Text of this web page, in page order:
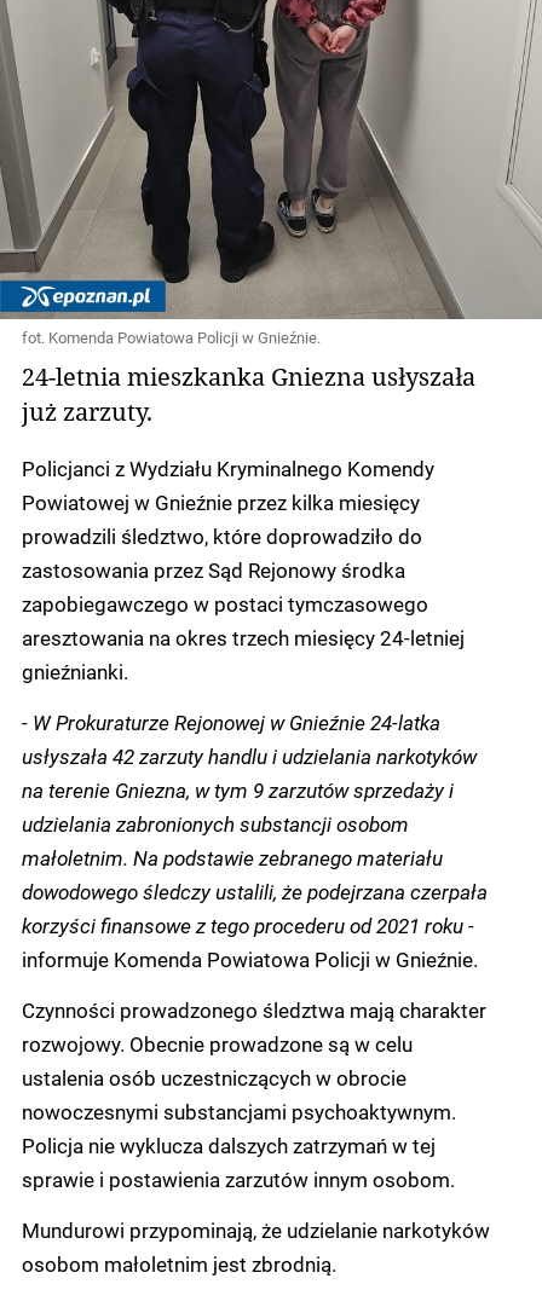
fot. Komenda Powiatowa Policji w Gnieźnie.
24-letnia mieszkanka Gniezna usłyszała
już zarzuty.
Policjanci z Wydziału Kryminalnego Komendy
Powiatowej w Gnieźnie przez kilka miesięcy
prowadzili śledztwo, które doprowadziło do
zastosowania przez Sąd Rejonowy środka
zapobiegawczego w postaci tymczasowego
aresztowania na okres trzech miesięcy 24-letniej
gnieźnianki.
- W Prokuraturze Rejonowej w Gnieźnie 24-latka
usłyszała 42 zarzuty handlu i udzielania narkotyków
na terenie Gniezna, w tym 9 zarzutów sprzedaży i
udzielania zabronionych substancji osobom
małoletnim. Na podstawie zebranego materiału
dowodowego śledczy ustalili, że podejrzana czerpała
korzyści finansowe z tego procederu od 2021 roku -
informuje Komenda Powiatowa Policji w Gnieźnie.
Czynności prowadzonego śledztwa mają charakter
rozwojowy. Obecnie prowadzone są w celu
ustalenia osób uczestniczących w obrocie
nowoczesnymi substancjami psychoaktywnym.
Policja nie wyklucza dalszych zatrzymań w tej
sprawie i postawienia zarzutów innym osobom.
Mundurowi przypominają, że udzielanie narkotyków
osobom małoletnim jest zbrodnią.